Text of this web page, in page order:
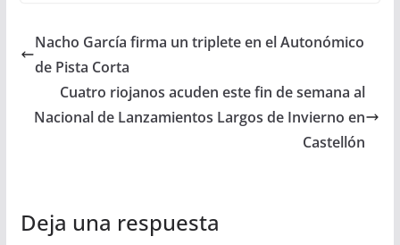
Nacho García firma un triplete en el Autonómico
de Pista Corta
Cuatro riojanos acuden este fin de semana al
Nacional de Lanzamientos Largos de Invierno en
Castellón
Deja una respuesta